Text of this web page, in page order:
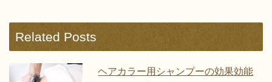
Related Posts
ヘアカラー用シャンプーの効果効能